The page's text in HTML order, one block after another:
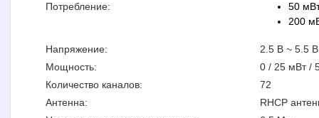
Потребление:
50
200
Напряжение:
2.5 В ~ 5.5 В
Мощность:
0 / 25 мВт /
Количество каналов:
72
Антенна:
RHCP